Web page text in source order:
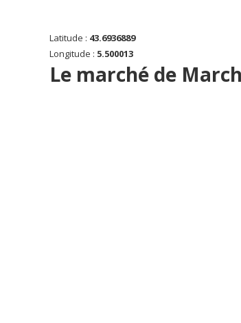
Latitude : 43.6936889
Longitude : 5.500013
Le marché de